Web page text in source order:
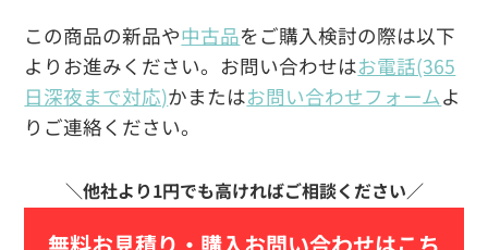
この商品の新品や中古品をご購入検討の際は以下
よりお進みください。お問い合わせはお電話(365
日深夜まで対応)かまたはお問い合わせフォームよ
りご連絡ください。
無料お見積り・ 購入お問い合わせはこち